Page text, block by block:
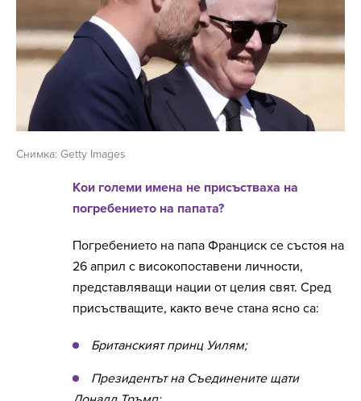
Снимка: Getty Images
Кои големи имена не присъстваха на
погребението на папата?
Погребението на папа Франциск се състоя на
26 април с високопоставени личности,
представляващи нации от целия свят. Сред
присъстващите, както вече стана ясно са:
Британският принц Уилям;
Президентът на Съединените щати